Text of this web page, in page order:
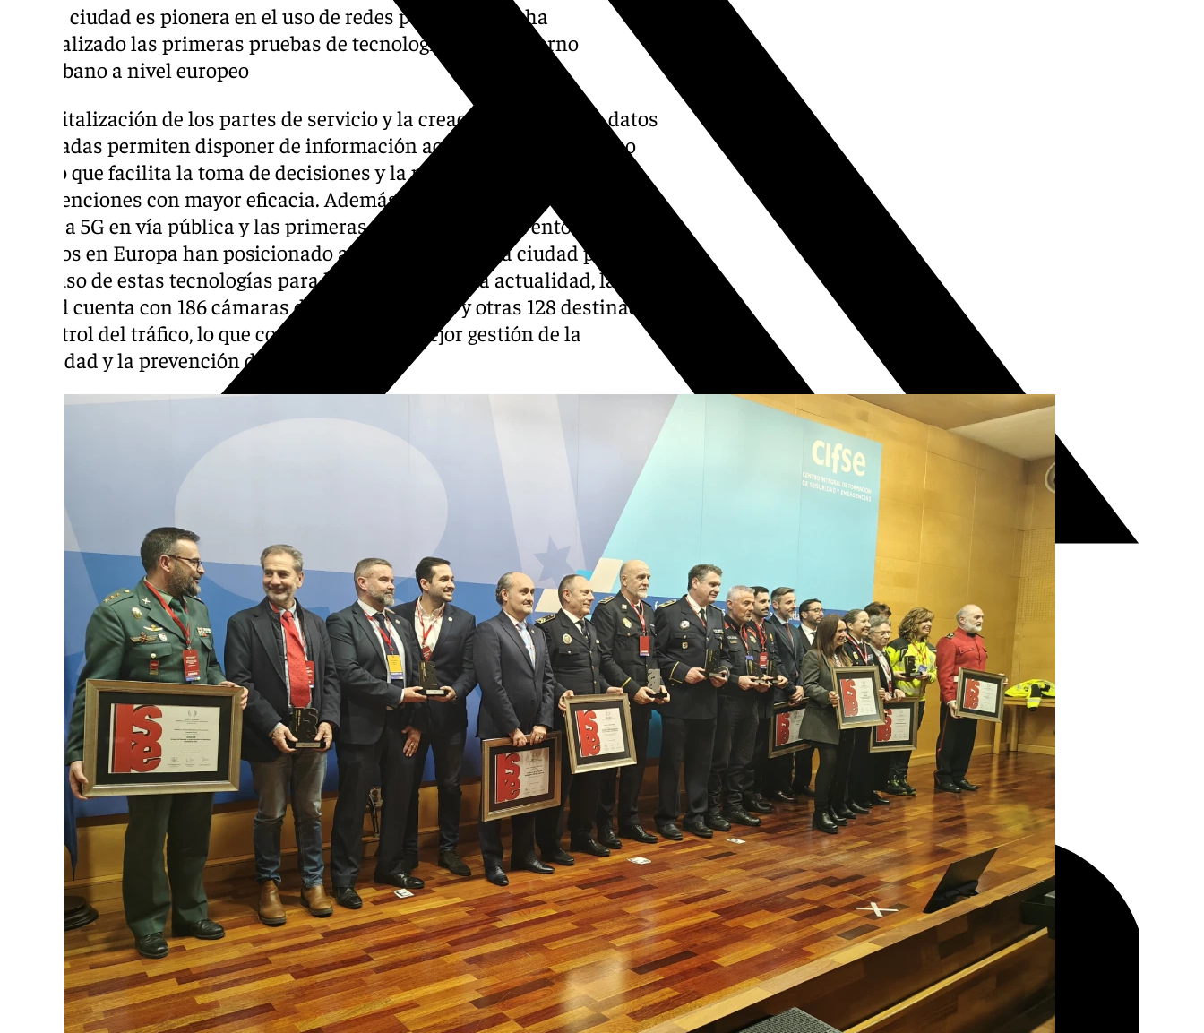
Youtube
La ciudad es pionera en el uso de redes privadas 5G y ha
realizado las primeras pruebas de tecnología 6G en entorno
urbano a nivel europeo
La digitalización de los partes de servicio y la creación de bases de datos
avanzadas permiten disponer de información actualizada y en tiempo
real, lo que facilita la toma de decisiones y la planificación de
intervenciones con mayor eficacia. Además, el desarrollo de una red
privada 5G en vía pública y las primeras pruebas de 6G en entornos
urbanos en Europa han posicionado a Málaga como una ciudad pionera
en el uso de estas tecnologías para la seguridad. En la actualidad, la
ciudad cuenta con 186 cámaras de videovigilancia y otras 128 destinadas
al control del tráfico, lo que contribuye a una mejor gestión de la
movilidad y la prevención de incidentes.